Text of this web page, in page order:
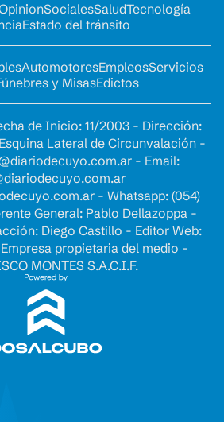
SocialesSaludTecnología
Estado del tránsito
AutomotoresEmpleosServicios
y MisasEdictos
de Inicio: 11/2003 - Dirección:
Lateral de Circunvalación -
- Email:
- Whatsapp: (054)
General: Pablo Dellazoppa -
Diego Castillo - Editor Web:
propietaria del medio -
MONTES S.A.C.I.F.